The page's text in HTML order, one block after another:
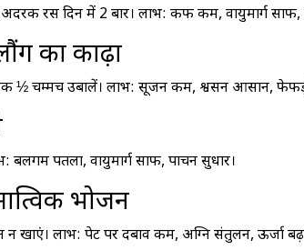
रस दिन में 2 बार। लाभ: कफ कम, वायुमार्ग साफ,
का काढ़ा
½ चम्मच उबालें। लाभ: सूजन कम, श्वसन आसान,
बलगम पतला, वायुमार्ग साफ, पाचन सुधार।
भोजन
न खाएं। लाभ: पेट पर दबाव कम, अग्नि संतुलन, ऊर्जा